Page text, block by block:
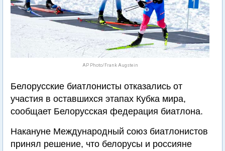
AP Photo/Frank Augstein
Белорусские биатлонисты отказались от
участия в оставшихся этапах Кубка мира,
сообщает Белорусская федерация биатлона.
Накануне Международный союз биатлонистов
принял решение, что белорусы и россияне